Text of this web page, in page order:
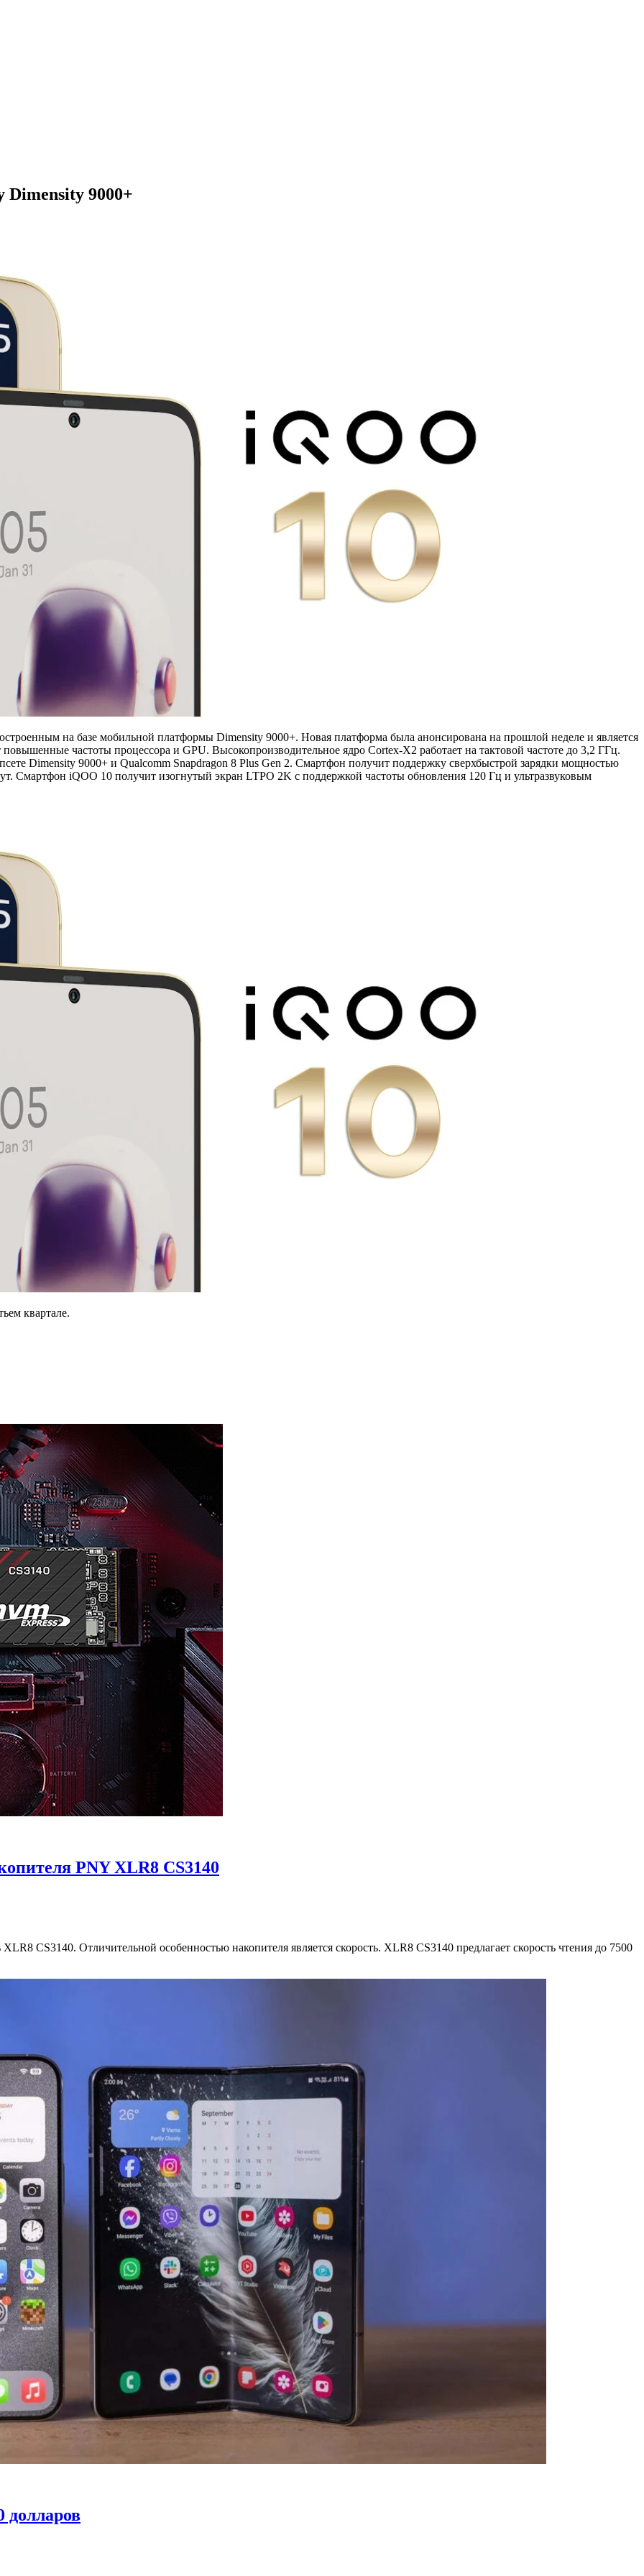
9000+
на базе мобильной платформы Dimensity 9000+. Новая платформа была анонсирована на прошлой неделе и является
частоты процессора и GPU. Высокопроизводительное ядро ​​Cortex-X2 работает на тактовой частоте до 3,2 ГГц.
Dimensity 9000+ и Qualcomm Snapdragon 8 Plus Gen 2. Смартфон получит поддержку сверхбыстрой зарядки мощностью
Смартфон iQOO 10 получит изогнутый экран LTPO 2K с поддержкой частоты обновления 120 Гц и ультразвуковым
квартале.
PNY XLR8 CS3140
CS3140. Отличительной особенностью накопителя является скорость. XLR8 CS3140 предлагает скорость чтения до 7500
долларов